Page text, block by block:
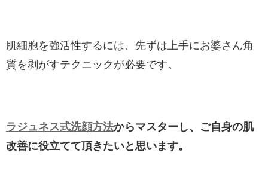
肌細胞を強活性するには、先ずは上手にお婆さん角
質を剥がすテクニックが必要です。
ラジュネス式洗顔方法からマスターし、ご自身の肌
改善に役立てて頂きたいと思います。